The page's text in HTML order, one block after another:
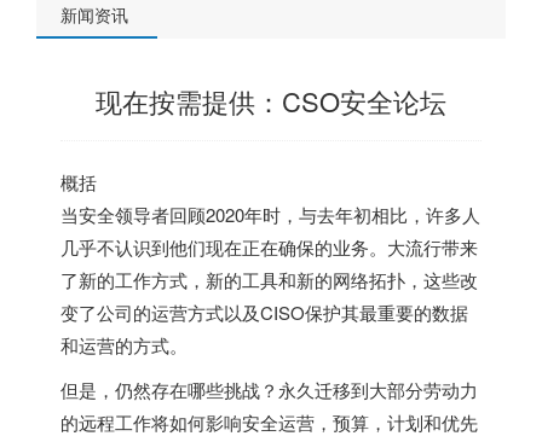
新闻资讯
现在按需提供：CSO安全论坛
概括
当安全领导者回顾2020年时，与去年初相比，许多人
几乎不认识到他们现在正在确保的业务。大流行带来
了新的工作方式，新的工具和新的网络拓扑，这些改
变了公司的运营方式以及CISO保护其最重要的数据
和运营的方式。
但是，仍然存在哪些挑战？永久迁移到大部分劳动力
的远程工作将如何影响安全运营，预算，计划和优先